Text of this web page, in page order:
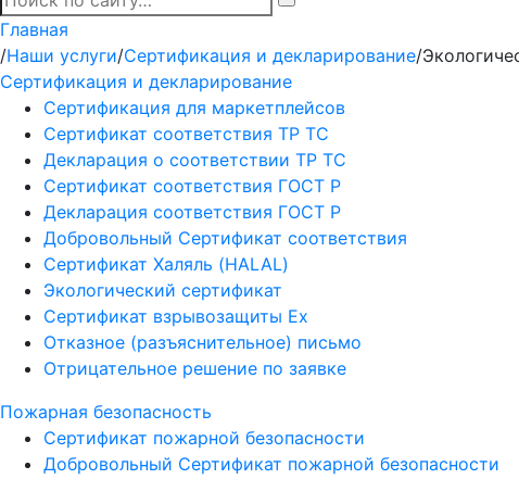
Главная
/Наши услуги/Сертификация и декларирование/
Сертификация и декларирование
Сертификация для маркетплейсов
Сертификат соответствия ТР ТС
Декларация о соответствии ТР ТС
Сертификат соответствия ГОСТ Р
Декларация соответствия ГОСТ Р
Добровольный Сертификат соответствия
Сертификат Халяль (HALAL)
Экологический сертификат
Сертификат взрывозащиты Ех
Отказное (разъяснительное) письмо
Отрицательное решение по заявке
Пожарная безопасность
Сертификат пожарной безопасности
Добровольный Сертификат пожарной безопасности